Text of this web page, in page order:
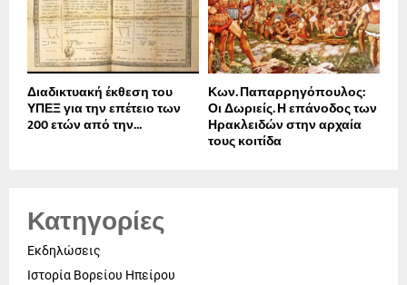
Διαδικτυακή έκθεση του
ΥΠΕΞ για την επέτειο των
200 ετών από την...
Κων. Παπαρρηγόπουλος:
Οι Δωριείς. Η επάνοδος των
Ηρακλειδών στην αρχαία
τους κοιτίδα
Κατηγορίες
Εκδηλώσεις
Ιστορία Βορείου Ηπείρου